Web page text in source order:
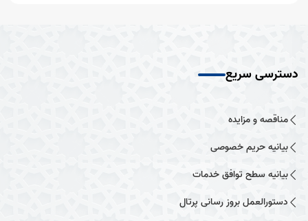
دسترسی سریع
مناقصه و مزایده
بیانیه حریم خصوصی
بیانیه سطح توافق خدمات
دستورالعمل بروز رسانی پرتال